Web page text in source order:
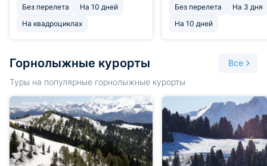
Без перелета
На 10 дней
На квадроциклах
Без перелета
На 3 дня
На 10 дней
Горнолыжные курорты
Все
Туры на популярные горнолыжные курорты